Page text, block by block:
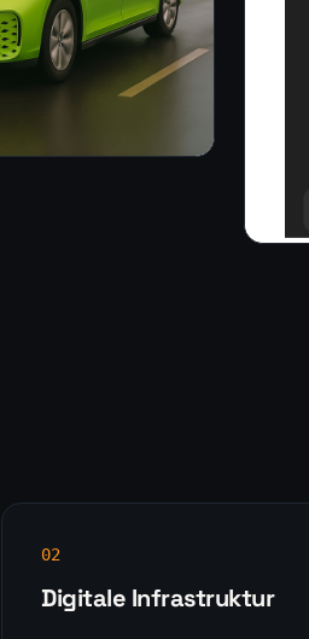
02
Digitale Infrastruktur